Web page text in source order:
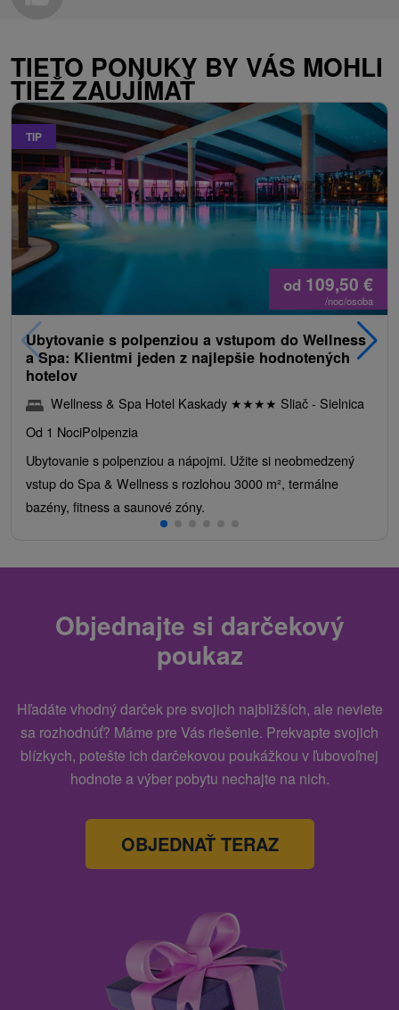
TIETO PONUKY BY VÁS MOHLI
TIEŽ ZAUJÍMAŤ
TIP
od 109,50 €
/noc/osoba
Ubytovanie s polpenziou a vstupom do Wellness
a Spa: Klientmi jeden z najlepšie hodnotených
hotelov
Wellness & Spa Hotel Kaskady ★★★★ Sliač - Sielnica
Od 1 NociPolpenzia
Ubytovanie s polpenziou a nápojmi. Užite si neobmedzený
vstup do Spa & Wellness s rozlohou 3000 m², termálne
bazény, fitness a saunové zóny.
Objednajte si darčekový
poukaz
Hľadáte vhodný darček pre svojich najbližších, ale neviete
sa rozhodnúť? Máme pre Vás riešenie. Prekvapte svojich
blízkych, potešte ich darčekovou poukážkou v ľubovoľnej
hodnote a výber pobytu nechajte na nich.
OBJEDNAŤ TERAZ